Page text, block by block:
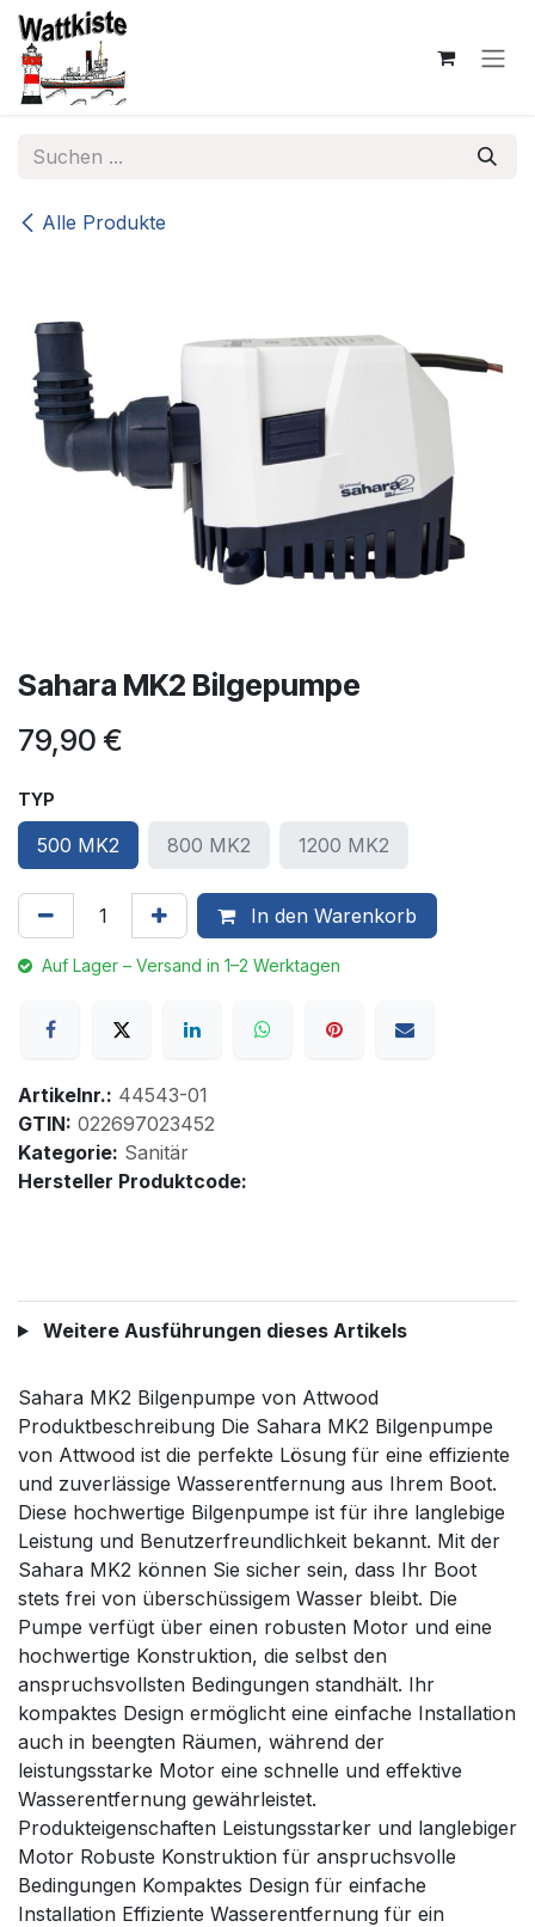
Zum Inhalt springen
Alle Produkte
Sahara MK2 Bilgepumpe
79,90 €
TYP
500 MK2 800 MK2 1200 MK2
In den Warenkorb
Auf Lager – Versand in 1–2 Werktagen
Artikelnr.: 44543-01
GTIN: 022697023452
Kategorie: Sanitär
Hersteller Produktcode:
Weitere Ausführungen dieses Artikels
Sahara MK2 Bilgenpumpe von Attwood
Produktbeschreibung Die Sahara MK2 Bilgenpumpe
von Attwood ist die perfekte Lösung für eine effiziente
und zuverlässige Wasserentfernung aus Ihrem Boot.
Diese hochwertige Bilgenpumpe ist für ihre langlebige
Leistung und Benutzerfreundlichkeit bekannt. Mit der
Sahara MK2 können Sie sicher sein, dass Ihr Boot
stets frei von überschüssigem Wasser bleibt. Die
Pumpe verfügt über einen robusten Motor und eine
hochwertige Konstruktion, die selbst den
anspruchsvollsten Bedingungen standhält. Ihr
kompaktes Design ermöglicht eine einfache Installation
auch in beengten Räumen, während der
leistungsstarke Motor eine schnelle und effektive
Wasserentfernung gewährleistet.
Produkteigenschaften Leistungsstarker und langlebiger
Motor Robuste Konstruktion für anspruchsvolle
Bedingungen Kompaktes Design für einfache
Installation Effiziente Wasserentfernung für ein